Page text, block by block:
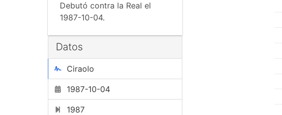
Debutó contra la Real el
1987-10-04.
Datos
Ciraolo
1987-10-04
1987